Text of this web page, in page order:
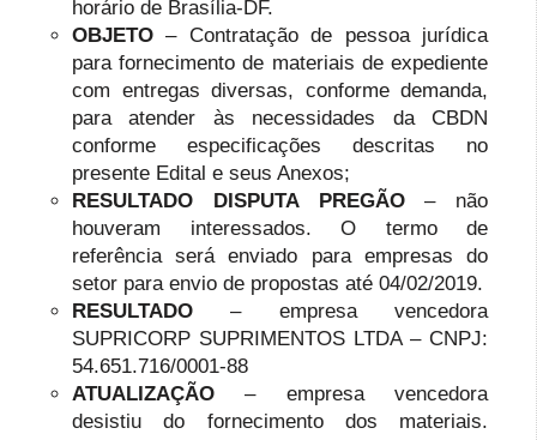
horário de Brasília-DF.
OBJETO – Contratação de pessoa jurídica
para fornecimento de materiais de expediente
com entregas diversas, conforme demanda,
para atender às necessidades da CBDN
conforme especificações descritas no
presente Edital e seus Anexos;
RESULTADO DISPUTA PREGÃO– não
houveram interessados. O termo de
referência será enviado para empresas do
setor para envio de propostas até 04/02/2019.
RESULTADO – empresa vencedora
SUPRICORP SUPRIMENTOS LTDA – CNPJ:
54.651.716/0001-88
ATUALIZAÇÃO – empresa vencedora
desistiu do fornecimento dos materiais.